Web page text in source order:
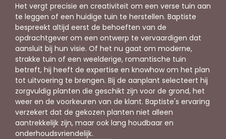
Het vergt precisie en creativiteit om een verse tuin aan
te leggen of een huidige tuin te herstellen. Baptiste
bespreekt altijd eerst de behoeften van de
opdrachtgever om een ontwerp te vervaardigen dat
aansluit bij hun visie. Of het nu gaat om moderne,
strakke tuin of een weelderige, romantische tuin
betreft, hij heeft de expertise en knowhow om het plan
tot uitvoering te brengen. Bij de aanplant selecteert hij
zorgvuldig planten die geschikt zijn voor de grond, het
weer en de voorkeuren van de klant. Baptiste's ervaring
verzekert dat de gekozen planten niet alleen
aantrekkelijk zijn, maar ook lang houdbaar en
onderhoudsvriendelijk.